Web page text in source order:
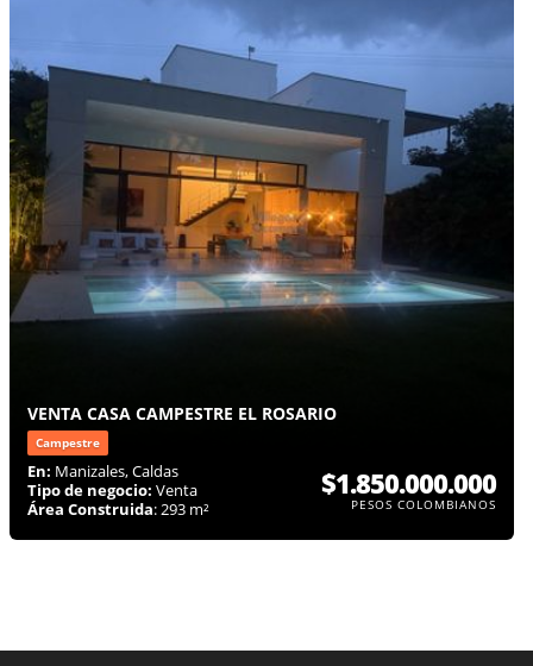
VENTA CASA CAMPESTRE EL ROSARIO
Campestre
En: Manizales, Caldas
Tipo de negocio: Venta
Área Construida: 293 m²
$1.850.000.000
PESOS COLOMBIANOS